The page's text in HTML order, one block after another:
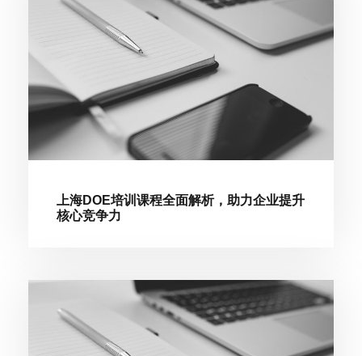
上海DOE培训课程全面解析，助力企业提升
核心竞争力